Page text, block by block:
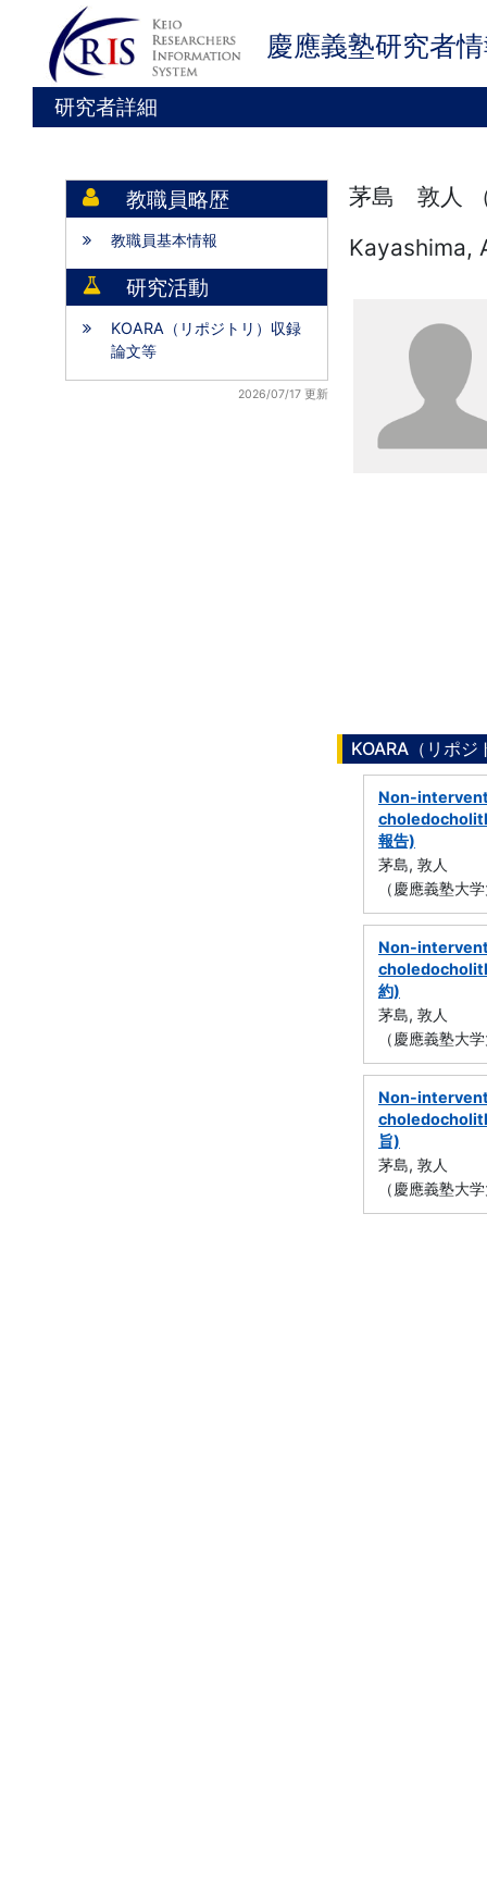
慶應義塾研究者
研究者詳細
教職員略歴
教職員基本情報
研究活動
KOARA（リポジトリ）収録
論文等
2026/07/17 更新
茅島 敦人
Kayashima,
KOARA（リポ
Non-
報告)
茅島, 敦人
（慶應義塾大
Non-
約)
茅島, 敦人
（慶應義塾大
Non-
旨)
茅島, 敦人
（慶應義塾大